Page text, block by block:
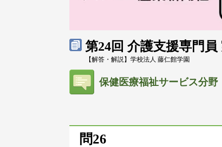
第24回 介護支援専門
【解答・解説】学校法人 藤仁館学園
保健医療福祉サービス分
問26